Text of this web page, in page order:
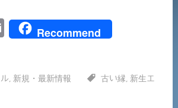
E
l
Recommend
新規・最新情報 古い縁
新生エ